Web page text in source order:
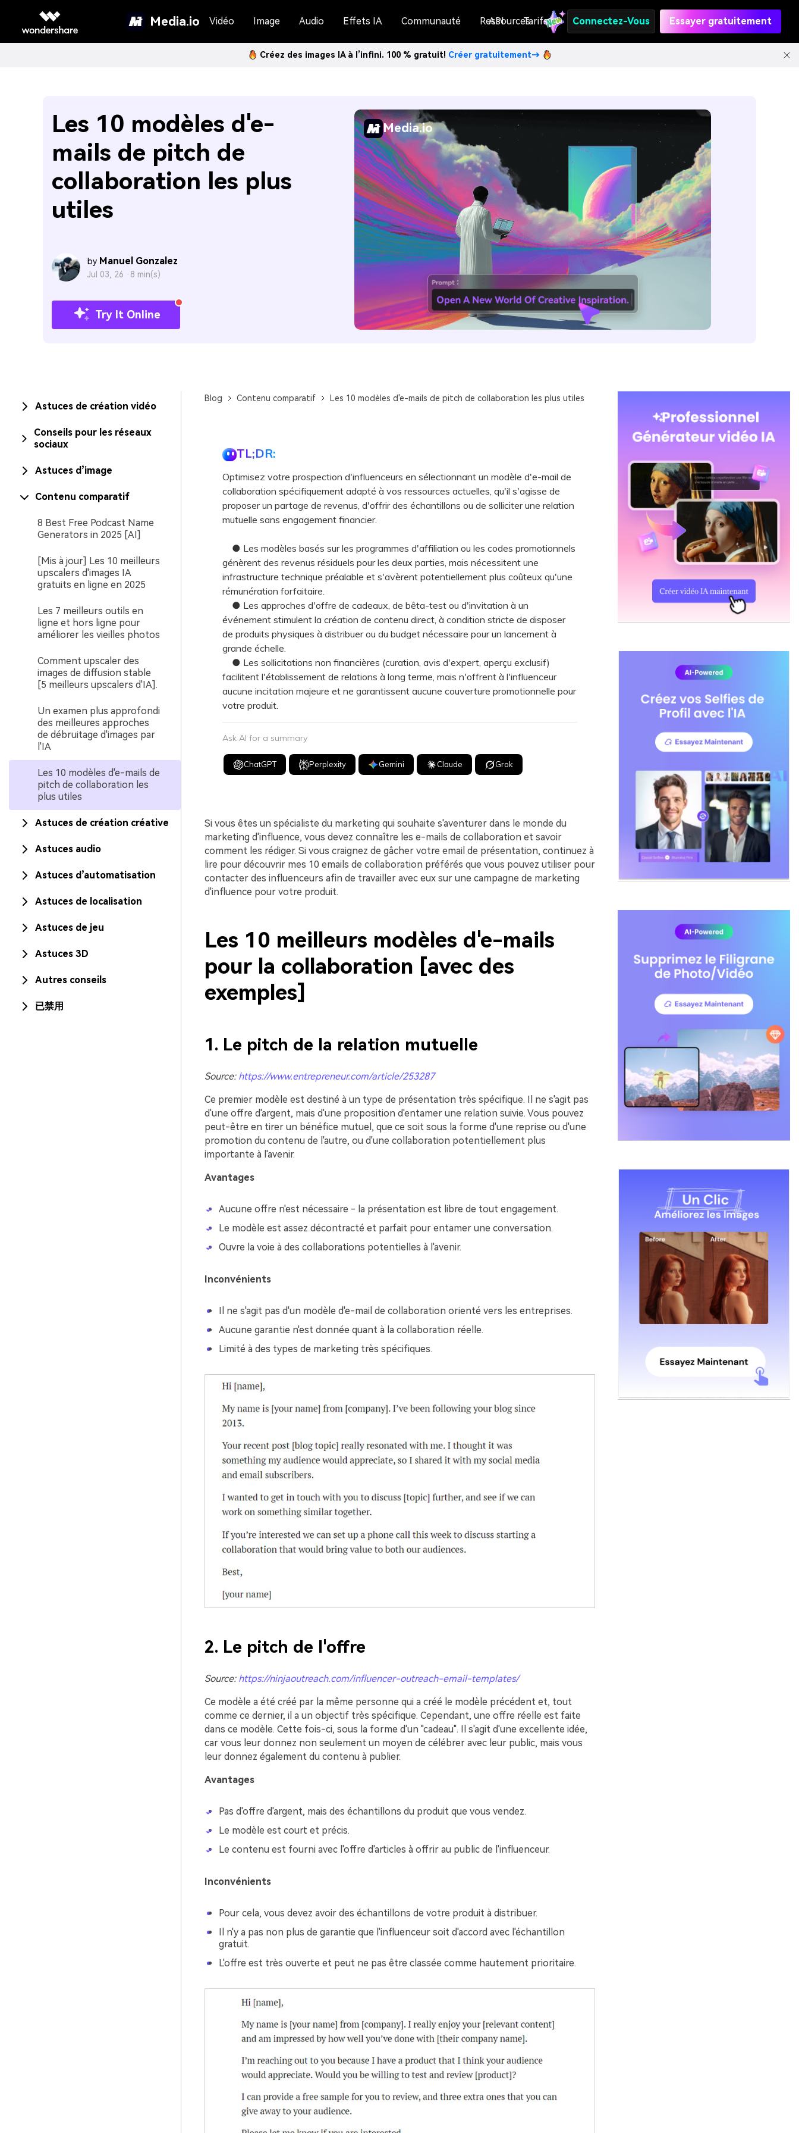
Media.io Vidéo Image Audio Effets IA Communauté Ressources
API Tarifs Connectez-Vous Essayer gratuitement
Créez des images IA à l’infini. 100 % gratuit! Créer gratuitement→
Les 10 modèles d'e-
mails de pitch de
collaboration les plus
utiles
by Manuel Gonzalez
Jul 03, 26 · 8 min(s)
Try It Online
Media.io
Astuces de création vidéo
Conseils pour les réseaux
sociaux
Astuces d’image
Contenu comparatif
8 Best Free Podcast Name
Generators in 2025 [AI]
[Mis à jour] Les 10 meilleurs
upscalers d'images IA
gratuits en ligne en 2025
Les 7 meilleurs outils en
ligne et hors ligne pour
améliorer les vieilles photos
Comment upscaler des
images de diffusion stable
[5 meilleurs upscalers d'IA].
Un examen plus approfondi
des meilleures approches
de débruitage d'images par
l'IA
Les 10 modèles d'e-mails de
pitch de collaboration les
plus utiles
Astuces de création créative
Astuces audio
Astuces d’automatisation
Astuces de localisation
Astuces de jeu
Astuces 3D
Autres conseils
已禁用
Blog Contenu comparatif Les 10 modèles d'e-mails de pitch de collaboration les plus utiles
TL;DR:
Optimisez votre prospection d'influenceurs en sélectionnant un modèle d'e-mail de
collaboration spécifiquement adapté à vos ressources actuelles, qu'il s'agisse de
proposer un partage de revenus, d'offrir des échantillons ou de solliciter une relation
mutuelle sans engagement financier.
● Les modèles basés sur les programmes d'affiliation ou les codes promotionnels
génèrent des revenus résiduels pour les deux parties, mais nécessitent une
infrastructure technique préalable et s'avèrent potentiellement plus coûteux qu'une
rémunération forfaitaire.
● Les approches d'offre de cadeaux, de bêta-test ou d'invitation à un
événement stimulent la création de contenu direct, à condition stricte de disposer
de produits physiques à distribuer ou du budget nécessaire pour un lancement à
grande échelle.
● Les sollicitations non financières (curation, avis d'expert, aperçu exclusif)
facilitent l'établissement de relations à long terme, mais n'offrent à l'influenceur
aucune incitation majeure et ne garantissent aucune couverture promotionnelle pour
votre produit.
Ask AI for a summary
ChatGPT Perplexity Gemini Claude Grok
Si vous êtes un spécialiste du marketing qui souhaite s'aventurer dans le monde du
marketing d'influence, vous devez connaître les e-mails de collaboration et savoir
comment les rédiger. Si vous craignez de gâcher votre email de présentation, continuez à
lire pour découvrir mes 10 emails de collaboration préférés que vous pouvez utiliser pour
contacter des influenceurs afin de travailler avec eux sur une campagne de marketing
d'influence pour votre produit.
Les 10 meilleurs modèles d'e-mails
pour la collaboration [avec des
exemples]
1. Le pitch de la relation mutuelle
Source: https://www.entrepreneur.com/article/253287
Ce premier modèle est destiné à un type de présentation très spécifique. Il ne s'agit pas
d'une offre d'argent, mais d'une proposition d'entamer une relation suivie. Vous pouvez
peut-être en tirer un bénéfice mutuel, que ce soit sous la forme d'une reprise ou d'une
promotion du contenu de l'autre, ou d'une collaboration potentiellement plus
importante à l'avenir.
Avantages
Aucune offre n'est nécessaire - la présentation est libre de tout engagement.
Le modèle est assez décontracté et parfait pour entamer une conversation.
Ouvre la voie à des collaborations potentielles à l'avenir.
Inconvénients
Il ne s'agit pas d'un modèle d'e-mail de collaboration orienté vers les entreprises.
Aucune garantie n'est donnée quant à la collaboration réelle.
Limité à des types de marketing très spécifiques.
2. Le pitch de l'offre
Source: https://ninjaoutreach.com/influencer-outreach-email-templates/
Ce modèle a été créé par la même personne qui a créé le modèle précédent et, tout
comme ce dernier, il a un objectif très spécifique. Cependant, une offre réelle est faite
dans ce modèle. Cette fois-ci, sous la forme d'un "cadeau". Il s'agit d'une excellente idée,
car vous leur donnez non seulement un moyen de célébrer avec leur public, mais vous
leur donnez également du contenu à publier.
Avantages
Pas d'offre d'argent, mais des échantillons du produit que vous vendez.
Le modèle est court et précis.
Le contenu est fourni avec l'offre d'articles à offrir au public de l'influenceur.
Inconvénients
Pour cela, vous devez avoir des échantillons de votre produit à distribuer.
Il n'y a pas non plus de garantie que l'influenceur soit d'accord avec l'échantillon
gratuit.
L'offre est très ouverte et peut ne pas être classée comme hautement prioritaire.